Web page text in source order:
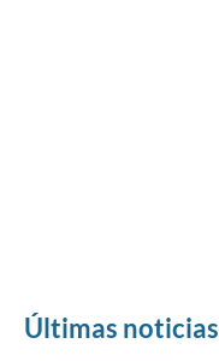
Últimas noticias